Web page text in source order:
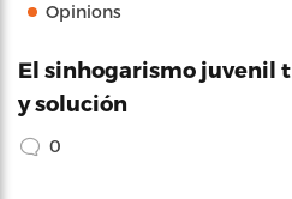
Opinions
El sinhogarismo juvenil
y solución
0